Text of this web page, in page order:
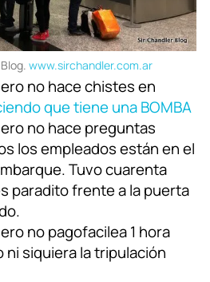
www.sirchandler.com.ar
no hace chistes en
que tiene una BOMBA
no hace preguntas
los empleados están en el
Tuvo cuarenta
paradito frente a la puerta
no pagofacilea 1 hora
ni siquiera la tripulación